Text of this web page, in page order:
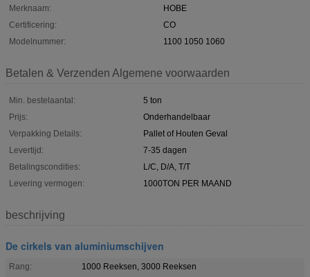
Merknaam:
HOBE
Certificering:
CO
Modelnummer:
1100 1050 1060
Betalen & Verzenden Algemene voorwaarden
Min. bestelaantal:
5 ton
Prijs:
Onderhandelbaar
Verpakking Details:
Pallet of Houten Geval
Levertijd:
7-35 dagen
Betalingscondities:
L/C, D/A, T/T
Levering vermogen:
1000TON PER MAAND
beschrijving
De cirkels van aluminiumschijven
Rang:
1000 Reeksen, 3000 Reeksen